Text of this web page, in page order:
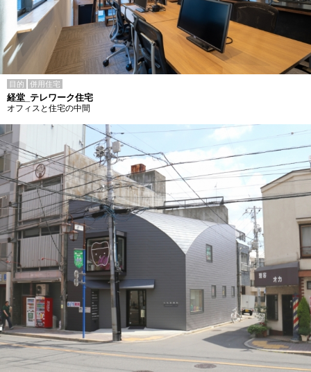
目的 併用住宅
経堂_テレワーク住宅
オフィスと住宅の中間